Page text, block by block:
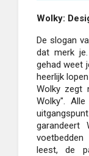
Wolky:
De slogan
dat merk
gehad weet
heerlijk
Wolky zegt
Wolky".
garandeert
leest, de